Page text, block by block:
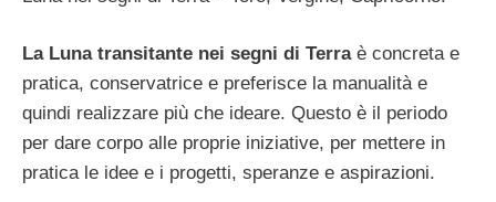
La Luna transitante nei segni di Terraè concreta e
pratica, conservatrice e preferisce la manualità e
quindi realizzare più che ideare. Questo è il periodo
per dare corpo alle proprie iniziative, per mettere in
pratica le idee e i progetti, speranze e aspirazioni.